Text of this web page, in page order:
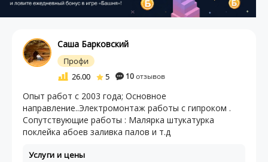
Саша Барковский
Профи
26.00
5 10отзывов
Опыт работ с 2003 года; Основное
направление..Электромонтаж работы с гипроком .
Сопутствующие работы : Малярка штукатурка
поклейка абоев заливка палов и т.д
Услуги и цены